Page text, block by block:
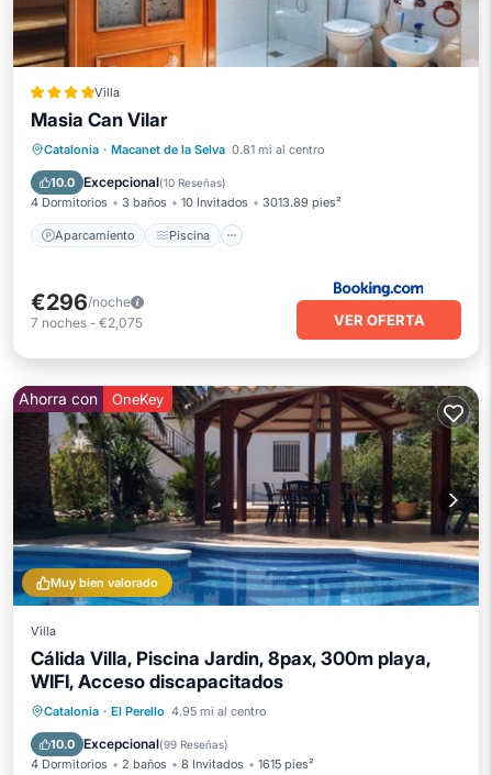
Villa
Masia Can Vilar
Catalonia · Macanet de la Selva 0.81 mi al centro
10.0 Excepcional(10 Reseñas)
4 Dormitorios 3 baños 10 Invitados 3013.89 pies²
Aparcamiento Piscina
Aparcamiento
Piscina
Balcón/Terraza
€296/noche
7 noches - €2,075 VER OFERTA
Muy bien valorado
Ahorra con OneKey
Villa
Cálida Villa, Piscina Jardin, 8pax, 300m playa,
WIFI, Acceso discapacitados
Catalonia · El Perello 4.95 mi al centro
10.0 Excepcional(99 Reseñas)
4 Dormitorios 2 baños 8 Invitados 1615 pies²
Piscina privada
Frente al mar
Aparcamiento